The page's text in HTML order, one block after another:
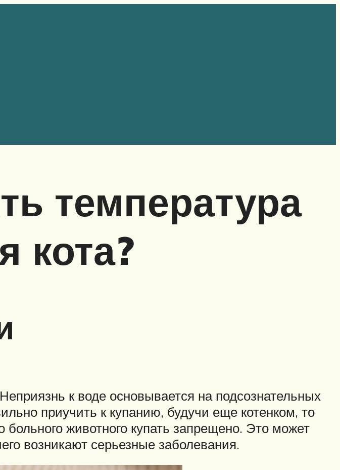
температура
кота?
к воде основывается на подсознательных
приучить к купанию, будучи еще котенком, то
больного животного купать запрещено. Это может
возникают серьезные заболевания.